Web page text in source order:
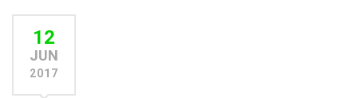
12
JUN
2017